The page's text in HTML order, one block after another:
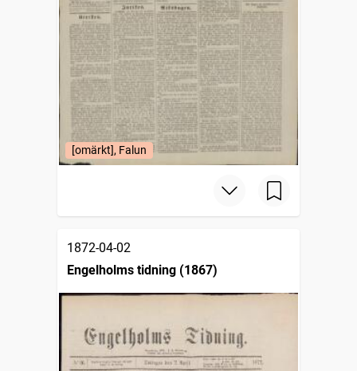
[omärkt], Falun
1872-04-02
Engelholms tidning (1867)